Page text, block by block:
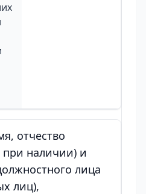
отчество
при наличии) и
лица
лиц),